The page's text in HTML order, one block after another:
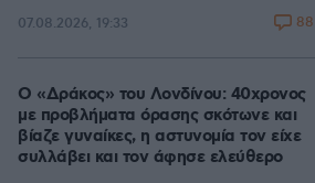
07.08.2026, 19:33 88
Ο «Δράκος» του Λονδίνου: 40χρονος
με προβλήματα όρασης σκότωνε και
βίαζε γυναίκες, η αστυνομία τον είχε
συλλάβει και τον άφησε ελεύθερο